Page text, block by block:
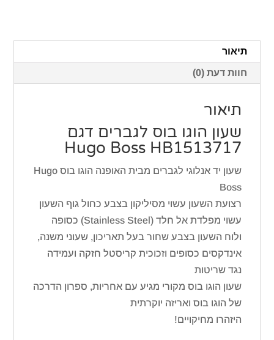
דגם
HB1513717
תיאור
חוות דעת (0)
תיאור
שעון הוגו בוס לגברים דגם
Hugo Boss HB1513717
שעון יד אנלוגי לגברים מבית האופנה הוגו בוס Hugo
Boss
רצועת השעון עשוי מסיליקון בצבע כחול גוף השעון
עשוי מפלדת אל חלד (Stainless Steel) כסופה
ולוח השעון בצבע שחור בעל תאריכון, שעוני משנה,
אינדקסים כסופים וזכוכית קריסטל חזקה ועמידה
נגד שריטות
שעון הוגו בוס מקורי מגיע עם אחריות, ספרון הדרכה
של הוגו בוס ואריזה יוקרתית
היזהרו מחיקויים!